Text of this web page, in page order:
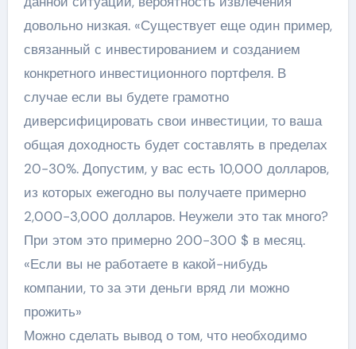
довольно низкая. «Существует еще один пример,
связанный с инвестированием и созданием
конкретного инвестиционного портфеля. В
случае если вы будете грамотно
диверсифицировать свои инвестиции, то ваша
общая доходность будет составлять в пределах
20-30%. Допустим, у вас есть 10,000 долларов,
из которых ежегодно вы получаете примерно
2,000-3,000 долларов. Неужели это так много?
При этом это примерно 200-300 $ в месяц.
«Если вы не работаете в какой-нибудь
компании, то за эти деньги вряд ли можно
прожить»
Можно сделать вывод о том, что необходимо